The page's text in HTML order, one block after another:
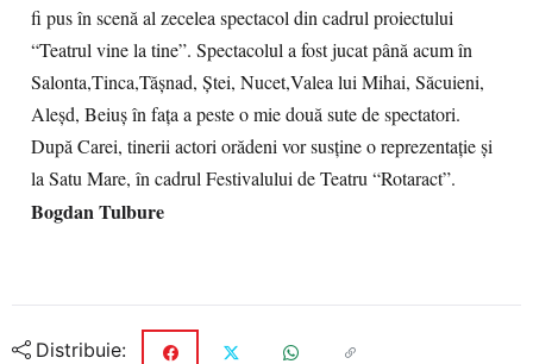
fi pus în scenă al zecelea spectacol din cadrul proiectului
“Teatrul vine la tine”. Spectacolul a fost jucat până acum în
Salonta,Tinca,Tășnad, Ștei, Nucet,Valea lui Mihai, Săcuieni,
Aleșd, Beiuș în fața a peste o mie două sute de spectatori.
După Carei, tinerii actori orădeni vor susține o reprezentație și
la Satu Mare, în cadrul Festivalului de Teatru “Rotaract”.
Bogdan Tulbure
Distribuie: